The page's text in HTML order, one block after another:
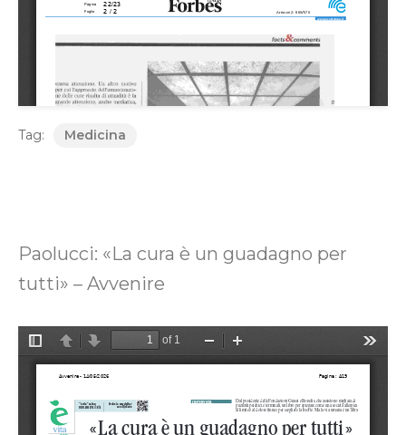
Tag: Medicina
Paolucci: «La cura è un guadagno per
tutti» – Avvenire